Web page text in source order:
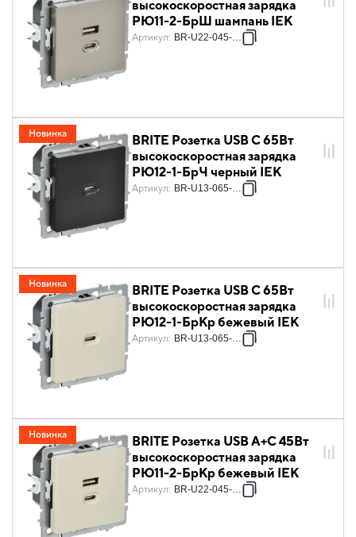
высокоскоростная зарядка
РЮ11-2-БрШ шампань IEK
Артикул: BR-U22-045-K37
BRITE Розетка USB C 65Вт
высокоскоростная зарядка
РЮ12-1-БрЧ черный IEK
Артикул: BR-U13-065-K02
Новинка
BRITE Розетка USB C 65Вт
высокоскоростная зарядка
РЮ12-1-БрКр бежевый IEK
Артикул: BR-U13-065-K10
Новинка
BRITE Розетка USB A+C 45Вт
высокоскоростная зарядка
РЮ11-2-БрКр бежевый IEK
Артикул: BR-U22-045-K10
Новинка